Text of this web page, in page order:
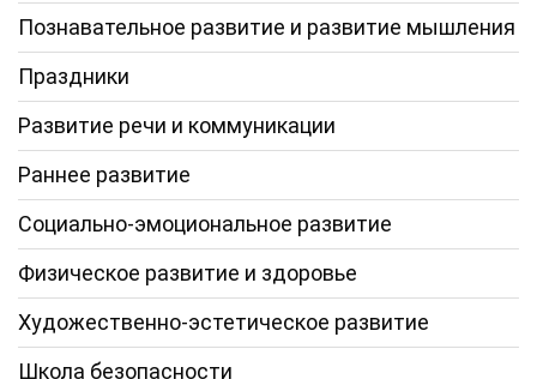
Познавательное развитие и развитие мышления
Праздники
Развитие речи и коммуникации
Раннее развитие
Социально-эмоциональное развитие
Физическое развитие и здоровье
Художественно-эстетическое развитие
Школа безопасности